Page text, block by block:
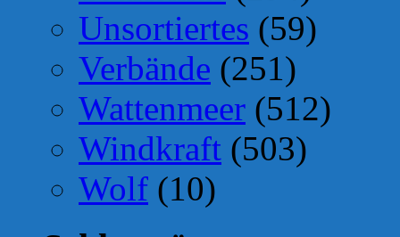
Unsortiertes (59)
Verbände (251)
Wattenmeer (512)
Windkraft (503)
Wolf (10)